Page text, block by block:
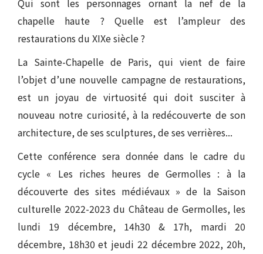
Qui sont les personnages ornant la nef de la
chapelle haute ? Quelle est l’ampleur des
restaurations du XIXe siècle ?
La Sainte-Chapelle de Paris, qui vient de faire
l’objet d’une nouvelle campagne de restaurations,
est un joyau de virtuosité qui doit susciter à
nouveau notre curiosité, à la redécouverte de son
architecture, de ses sculptures, de ses verrières...
Cette conférence sera donnée dans le cadre du
cycle « Les riches heures de Germolles : à la
découverte des sites médiévaux » de la Saison
culturelle 2022-2023 du Château de Germolles, les
lundi 19 décembre, 14h30 & 17h, mardi 20
décembre, 18h30 et jeudi 22 décembre 2022, 20h,